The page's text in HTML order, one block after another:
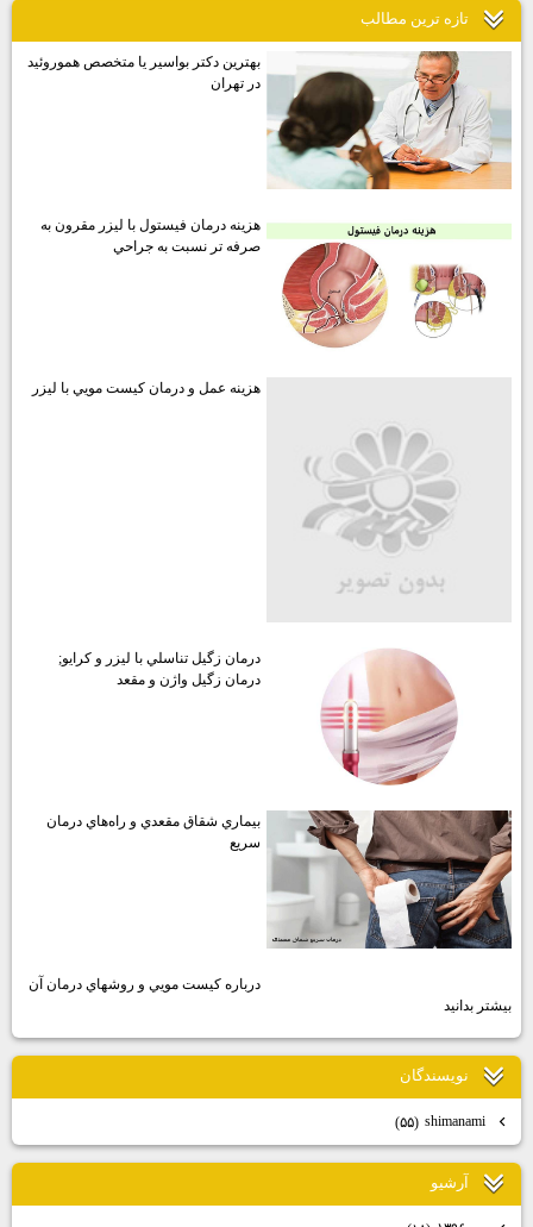
تازه ترين مطالب
بهترين دكتر بواسير يا متخصص هموروئيد
در تهران
هزينه درمان فيستول با ليزر مقرون به
صرفه تر نسبت به جراحي
هزينه عمل و درمان كيست مويي با ليزر
درمان زگيل تناسلي با ليزر و كرايو;
درمان زگيل واژن و مقعد
بيماري شقاق مقعدي و راه‌هاي درمان
سريع
درباره كيست مويي و روشهاي درمان آن
بيشتر بدانيد
نويسندگان
(۵۵)
آرشيو